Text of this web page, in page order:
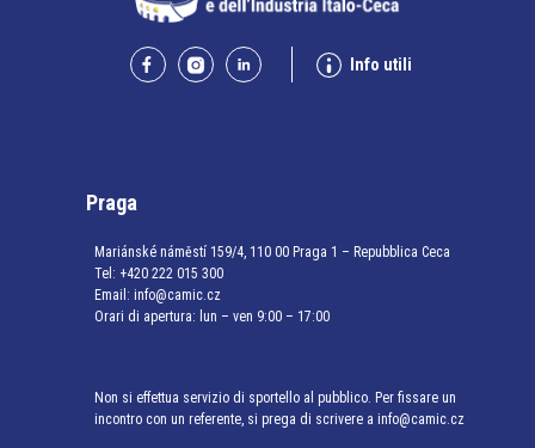
Info utili
Praga
Mariánské náměstí 159/4, 110 00 Praga 1 – Repubblica Ceca
Tel: +420 222 015 300
Email: info@camic.cz
Orari di apertura: lun – ven 9:00 – 17:00
Non si effettua servizio di sportello al pubblico. Per fissare un
incontro con un referente, si prega di scrivere a info@camic.cz